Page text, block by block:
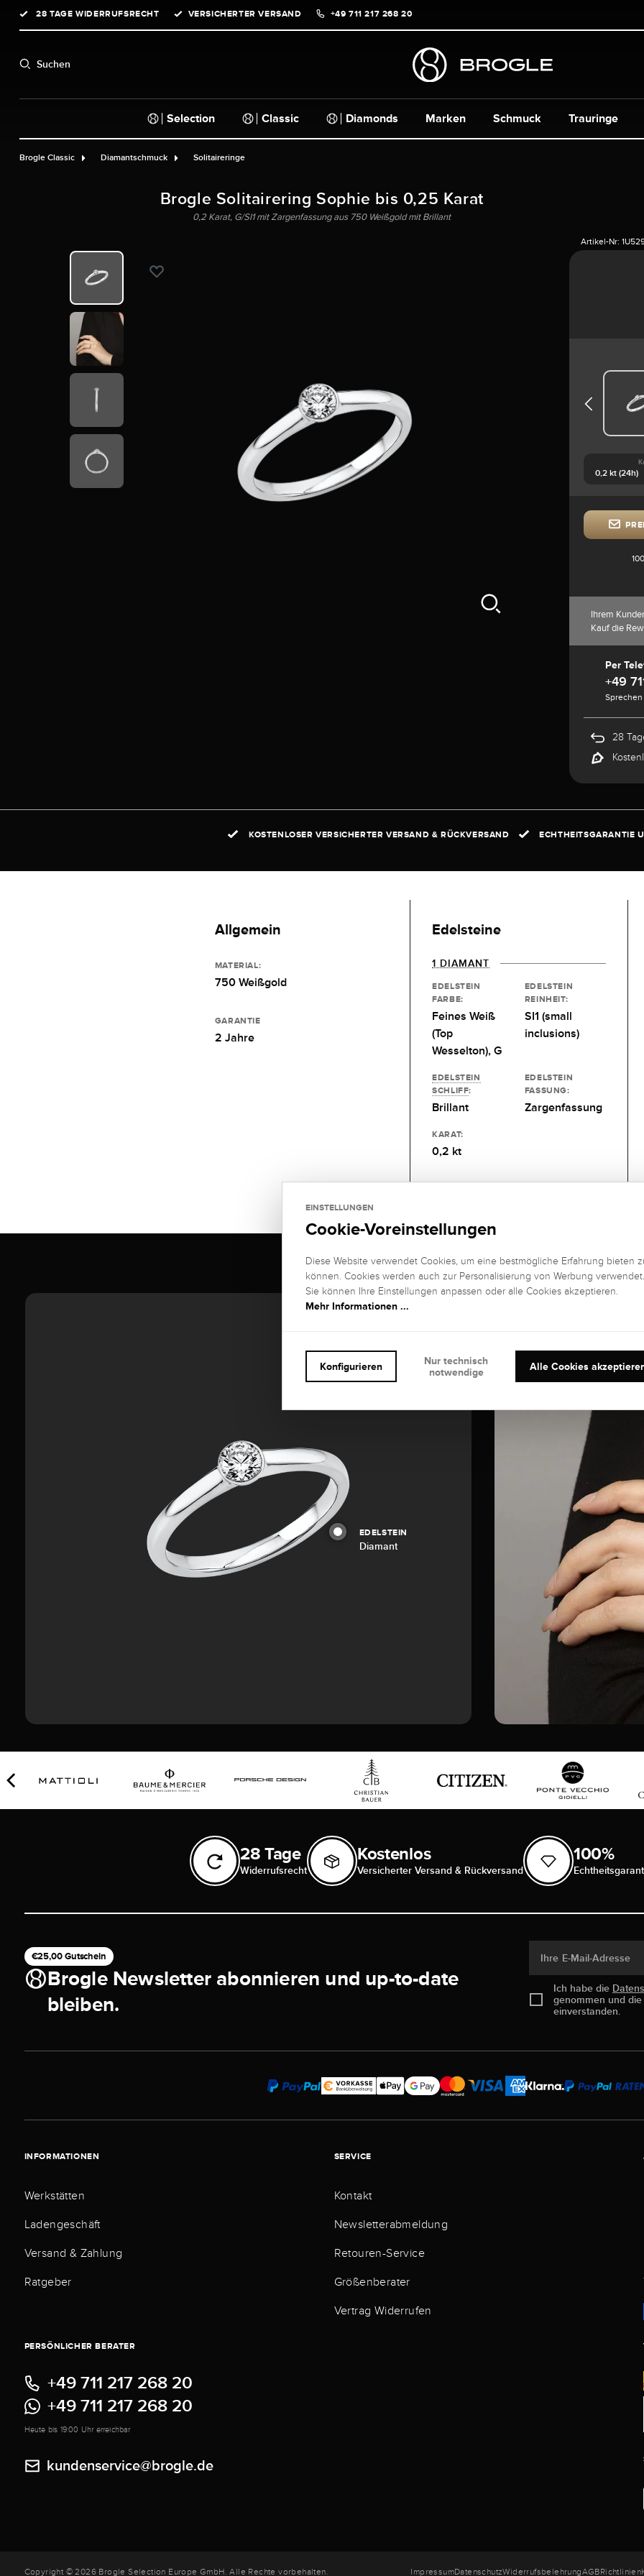
Zur Hauptnavigation springen
28 TAGE WIDERRUFSRECHT VERSICHERTER VERSAND +49 711 217 268 20
Suchen
Selection Classic Diamonds Marken Schmuck Trauringe
Brogle Classic Diamantschmuck Solitaireringe
Brogle Solitairering Sophie bis 0,25 Karat
0,2 Karat, G/SI1 mit Zargenfassung aus 750 Weißgold mit Brillant
Artikel-Nr:
Ihrem
Kauf die
Per
+49
28
KOSTENLOSER VERSICHERTER VERSAND & RÜCKVERSAND ECHTHEITSGARANTIE
Allgemein
MATERIAL:
750 Weißgold
GARANTIE
2 Jahre
Edelsteine
1 DIAMANT
EDELSTEIN
FARBE:
Feines Weiß
(Top
Wesselton), G
EDELSTEIN
REINHEIT:
SI1 (small
inclusions)
EDELSTEIN
SCHLIFF:
Brillant
EDELSTEIN
FASSUNG:
Zargenfassung
KARAT:
0,2 kt
EDELSTEIN
Diamant
28 Tage
Widerrufsrecht
Kostenlos
Versicherter Versand & Rückversand
100%
€25,00 Gutschein
Brogle Newsletter abonnieren und up-to-date
bleiben.
Ihre E-Mail-Adresse
Ich habe die
genommen und die
einverstanden.
INFORMATIONEN
Werkstätten
Ladengeschäft
Versand & Zahlung
Ratgeber
SERVICE
Kontakt
Newsletterabmeldung
Retouren-Service
Größenberater
Vertrag Widerrufen
PERSÖNLICHER BERATER
+49 711 217 268 20
+49 711 217 268 20
Heute bis 19:00 Uhr erreichbar
kundenservice@brogle.de
Copyright © 2026 Brogle Selection Europe GmbH. Alle Rechte vorbehalten. ImpressumDatenschutzWiderrufsbelehrungAGBRichtlinien
EINSTELLUNGEN
Cookie-Voreinstellungen
Diese Website verwendet Cookies, um eine bestmögliche Erfahrung bieten
können. Cookies werden auch zur Personalisierung von Werbung verwendet.
Sie können Ihre Einstellungen anpassen oder alle Cookies akzeptieren.
Mehr Informationen ...
Alle Cookies
Konfigurieren
Nur technisch
notwendige